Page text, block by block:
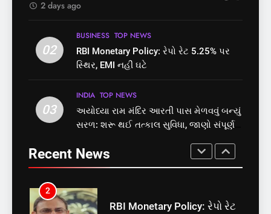
1
સમાજવાદી પાર્ટીએ અયોધ્યા
બેઠક પરથી પવન પાંડેને 2027
2
RBI Monetary Policy: રેપો રેટ
5.25% પર સ્થિર, EMI નહીં ઘટે
3
અયોધ્યા રામ મંદિર આરતી પાસ
2 days ago
02
BUSINESS TOP NEWS
RBI Monetary Policy: રેપો રેટ 5.25% પર
સ્થિર, EMI નહીં ઘટે
03
INDIA TOP NEWS
અયોધ્યા રામ મંદિર આરતી પાસ મેળવવું બન્યું
સરળ: શરૂ થઈ તત્કાલ સુવિધા, જાણો સંપૂર્ણ
Recent News
શું તમારું મધ કે ઘી ખરેખર શુદ્ધ
છે? FSSAIએ ડાબરના દાવાઓની
1
સમાજવાદી પાર્ટીએ અયોધ્યા
બેઠક પરથી પવન પાંડેને 2027
માટે બનાવાયા ઉમેદવાર
2
RBI Monetary Policy: રેપો રેટ